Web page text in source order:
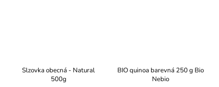
Slzovka obecná - Natural
500g
BIO quinoa barevná 250 g Bio
Nebio